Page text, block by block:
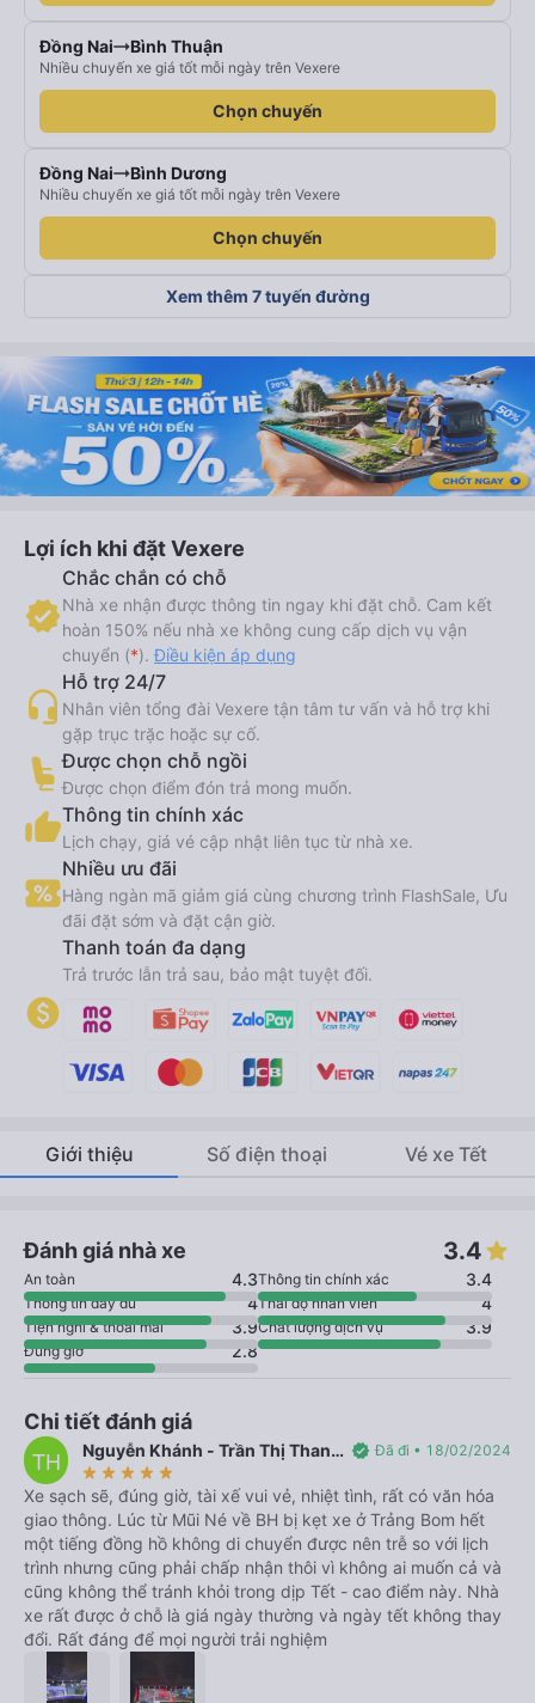
Đồng Nai Bình Thuận
Nhiều chuyến xe giá tốt mỗi ngày trên Vexere
Chọn chuyến
Đồng Nai Bình Dương
Nhiều chuyến xe giá tốt mỗi ngày trên Vexere
Chọn chuyến
Xem thêm 7 tuyến đường
Lợi ích khi đặt Vexere
Chắc chắn có chỗ
Nhà xe nhận được thông tin ngay khi đặt chỗ. Cam kết
hoàn 150% nếu nhà xe không cung cấp dịch vụ vận
chuyển (*).Điều kiện áp dụng
Hỗ trợ 24/7
Nhân viên tổng đài Vexere tận tâm tư vấn và hỗ trợ khi
gặp trục trặc hoặc sự cố.
Được chọn chỗ ngồi
Được chọn điểm đón trả mong muốn.
Thông tin chính xác
Lịch chạy, giá vé cập nhật liên tục từ nhà xe.
Nhiều ưu đãi
Hàng ngàn mã giảm giá cùng chương trình FlashSale, Ưu
đãi đặt sớm và đặt cận giờ.
Thanh toán đa dạng
Trả trước lẫn trả sau, bảo mật tuyệt đối.
Giới thiệu Số điện thoại Vé xe Tết
Đánh giá nhà xe 3.4
An toàn 4.3Thông tin chính xác 3.4
Thông tin đầy đủ 4Thái độ nhân viên 4
Tiện nghi & thoải mái 3.9Chất lượng dịch vụ 3.9
Đúng giờ 2.8
Chi tiết đánh giá
TH
Nguyễn Khánh - Trần Thị Thanh
Hiền
verified Đã đi • 18/02/2024
star_rate star_rate star_rate star_rate star_rate
Xe sạch sẽ, đúng giờ, tài xế vui vẻ, nhiệt tình, rất có văn hóa
giao thông. Lúc từ Mũi Né về BH bị kẹt xe ở Trảng Bom hết
một tiếng đồng hồ không di chuyển được nên trễ so với lịch
trình nhưng cũng phải chấp nhận thôi vì không ai muốn cả và
cũng không thể tránh khỏi trong dịp Tết - cao điểm này. Nhà
xe rất được ở chỗ là giá ngày thường và ngày tết không thay
đổi. Rất đáng để mọi người trải nghiệm